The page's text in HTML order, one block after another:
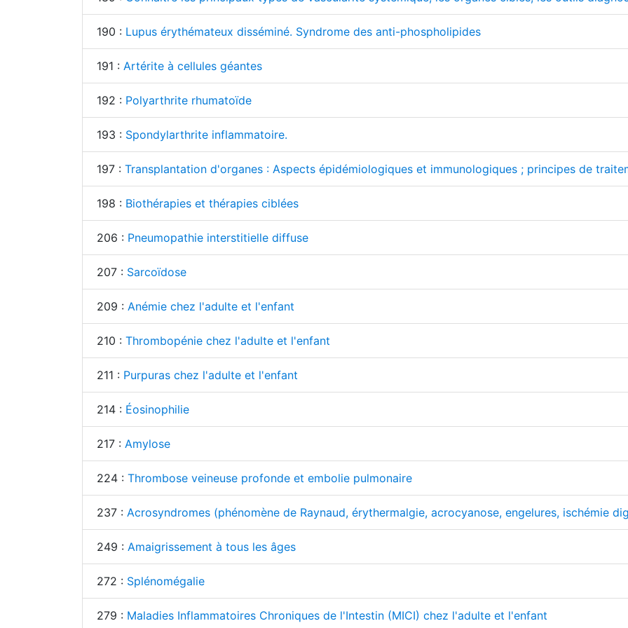
190 : Lupus érythémateux disséminé. Syndrome des anti-phospholipides
191 : Artérite à cellules géantes
192 : Polyarthrite rhumatoïde
193 : Spondylarthrite inflammatoire.
197 : Transplantation d'organes : Aspects épidémiologiques et immunologiques ; principes de
198 : Biothérapies et thérapies ciblées
206 : Pneumopathie interstitielle diffuse
207 : Sarcoïdose
209 : Anémie chez l'adulte et l'enfant
210 : Thrombopénie chez l'adulte et l'enfant
211 : Purpuras chez l'adulte et l'enfant
214 : Éosinophilie
217 : Amylose
224 : Thrombose veineuse profonde et embolie pulmonaire
237 : Acrosyndromes (phénomène de Raynaud, érythermalgie, acrocyanose, engelures, ischémie
249 : Amaigrissement à tous les âges
272 : Splénomégalie
279 : Maladies Inflammatoires Chroniques de l'Intestin (MICI) chez l'adulte et l'enfant